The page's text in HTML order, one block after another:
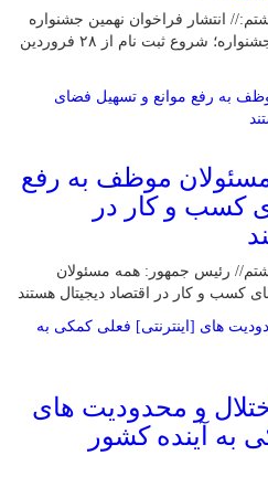
انتشار فراخوان نهمین جشنواره
ملی فاوا؛ اعلام محورهای اصلی جشنواره؛ شروع ثبت نام از ۲۸ فروردین
موظف به رفع
کسب و کار در
رئیس جمهور: همه مسئولان
کسب و کار در اقتصاد دیجیتال هستند
و محدودیت های
به آینده کشور